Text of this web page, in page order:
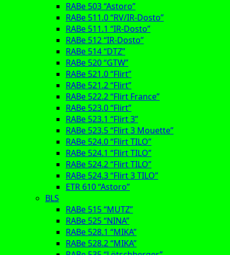
RABe 503 “Astoro”
RABe 511.0 “RV/IR-Dosto”
RABe 511.1 “IR-Dosto”
RABe 512 “IR-Dosto”
RABe 514 “DTZ”
RABe 520 “GTW”
RABe 521.0 “Flirt”
RABe 521.2 “Flirt”
RABe 522.2 “Flirt France”
RABe 523.0 “Flirt”
RABe 523.1 “Flirt 3”
RABe 523.5 “Flirt 3 Mouette”
RABe 524.0 “Flirt TILO”
RABe 524.1 “Flirt TILO”
RABe 524.2 “Flirt TILO”
RABe 524.3 “Flirt 3 TILO”
ETR 610 “Astoro”
BLS
RABe 515 “MUTZ”
RABe 525 “NINA”
RABe 528.1 “MIKA”
RABe 528.2 “MIKA”